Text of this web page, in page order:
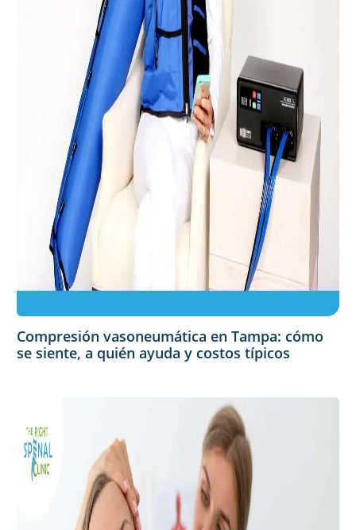
Compresión vasoneumática en Tampa: cómo
se siente, a quién ayuda y costos típicos